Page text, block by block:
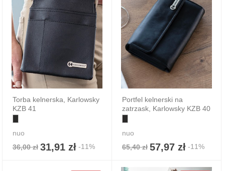
Torba kelnerska, Karlowsky
KZB 41
nuo
36,00 zł 31,91 zł -11%
Portfel kelnerski na
zatrzask, Karlowsky KZB 40
nuo
65,40 zł 57,97 zł -11%